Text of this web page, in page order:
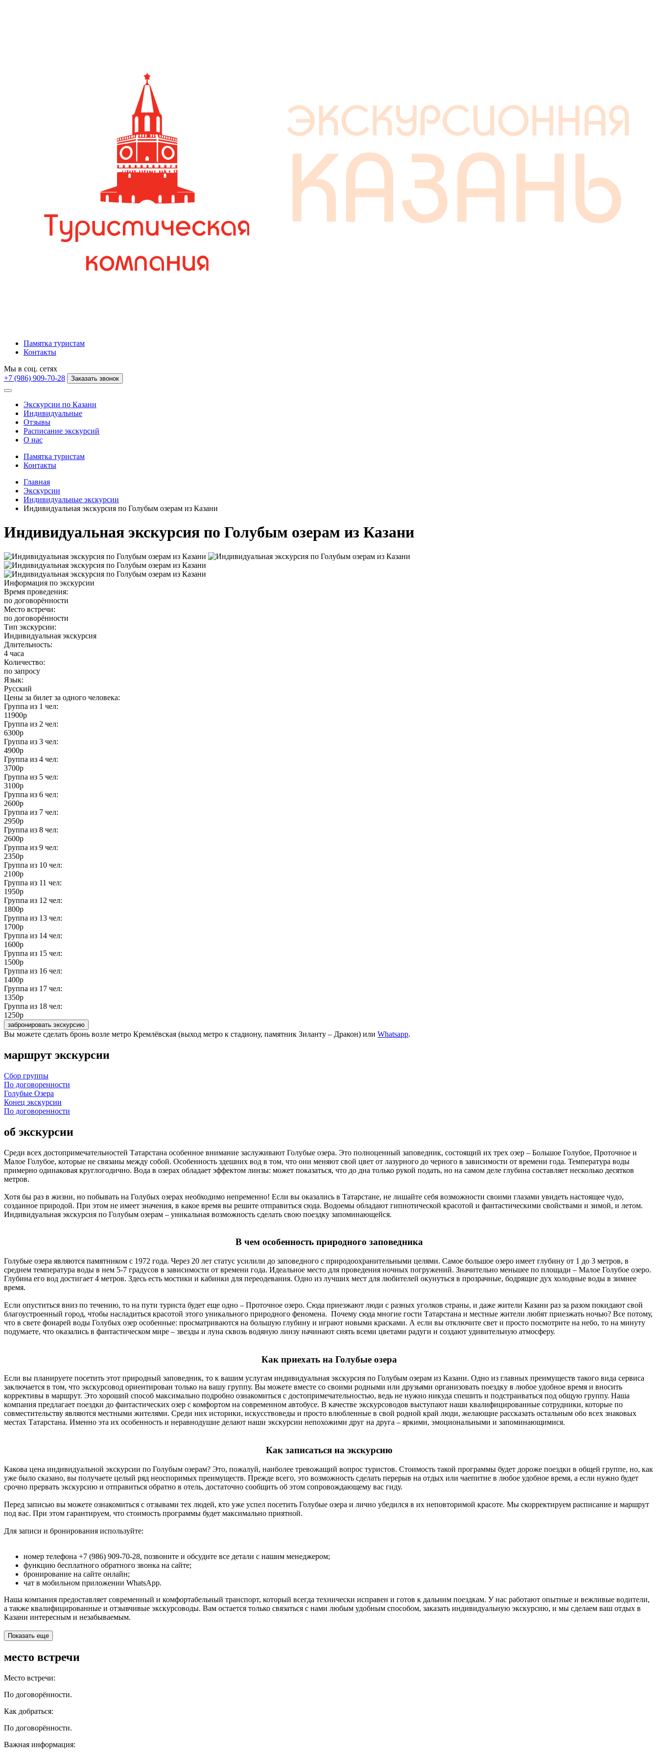
Памятка туристам
Контакты
Мы в соц. сетях
+7 (986) 909-70-28
Заказать звонок
Экскурсии по Казани
Индивидуальные
Отзывы
Расписание экскурсий
О нас
Памятка туристам
Контакты
Главная
Экскурсии
Индивидуальные экскурсии
Индивидуальная экскурсия по Голубым озерам из Казани
Индивидуальная экскурсия по Голубым озерам из Казани
Информация по экскурсии
Время проведения:
по договорённости
Место встречи:
по договорённости
Тип экскурсии:
Индивидуальная экскурсия
Длительность:
4 часа
Количество:
по запросу
Язык:
Русский
Цены за билет за одного человека:
Группа из 1 чел:
11900р
Группа из 2 чел:
6300р
Группа из 3 чел:
4900р
Группа из 4 чел:
3700р
Группа из 5 чел:
3100р
Группа из 6 чел:
2600р
Группа из 7 чел:
2950р
Группа из 8 чел:
2600р
Группа из 9 чел:
2350р
Группа из 10 чел:
2100р
Группа из 11 чел:
1950р
Группа из 12 чел:
1800р
Группа из 13 чел:
1700р
Группа из 14 чел:
1600р
Группа из 15 чел:
1500р
Группа из 16 чел:
1400р
Группа из 17 чел:
1350р
Группа из 18 чел:
1250р
забронировать экскурсию
Вы можете сделать бронь возле метро Кремлёвская (выход метро к стадиону, памятник Зиланту – Дракон) или Whatsapp.
маршрут экскурсии
Сбор группы
По договоренности
Голубые Озера
Конец экскурсии
По договоренности
об экскурсии
Среди всех достопримечательностей Татарстана особенное внимание заслуживают Голубые озера. Это полноценный заповедник, состоящий их трех озер – Большое Голубое, Проточное и
Малое Голубое, которые не связаны между собой. Особенность здешних вод в том, что они меняют свой цвет от лазурного до черного в зависимости от времени года. Температура воды
примерно одинаковая круглогодично. Вода в озерах обладает эффектом линзы: может показаться, что до дна только рукой подать, но на самом деле глубина составляет несколько десятков
метров.
Хотя бы раз в жизни, но побывать на Голубых озерах необходимо непременно! Если вы оказались в Татарстане, не лишайте себя возможности своими глазами увидеть настоящее чудо,
созданное природой. При этом не имеет значения, в какое время вы решите отправиться сюда. Водоемы обладают гипнотической красотой и фантастическими свойствами и зимой, и летом.
Индивидуальная экскурсия по Голубым озерам – уникальная возможность сделать свою поездку запоминающейся.
В чем особенность природного заповедника
Голубые озера являются памятником с 1972 года. Через 20 лет статус усилили до заповедного с природоохранительными целями. Самое большое озеро имеет глубину от 1 до 3 метров, в
среднем температура воды в нем 5-7 градусов в зависимости от времени года. Идеальное место для проведения ночных погружений. Значительно меньшее по площади – Малое Голубое озеро.
Глубина его вод достигает 4 метров. Здесь есть мостики и кабинки для переодевания. Одно из лучших мест для любителей окунуться в прозрачные, бодрящие дух холодные воды в зимнее
время.
Если опуститься вниз по течению, то на пути туриста будет еще одно – Проточное озеро. Сюда приезжают люди с разных уголков страны, и даже жители Казани раз за разом покидают свой
благоустроенный город, чтобы насладиться красотой этого уникального природного феномена. Почему сюда многие гости Татарстана и местные жители любят приезжать ночью? Все потому,
что в свете фонарей воды Голубых озер особенные: просматриваются на большую глубину и играют новыми красками. А если вы отключите свет и просто посмотрите на небо, то на минуту
подумаете, что оказались в фантастическом мире – звезды и луна сквозь водяную линзу начинают сиять всеми цветами радуги и создают удивительную атмосферу.
Как приехать на Голубые озера
Если вы планируете посетить этот природный заповедник, то к вашим услугам индивидуальная экскурсия по Голубым озерам из Казани. Одно из главных преимуществ такого вида сервиса
заключается в том, что экскурсовод ориентирован только на вашу группу. Вы можете вместе со своими родными или друзьями организовать поездку в любое удобное время и вносить
коррективы в маршрут. Это хороший способ максимально подробно ознакомиться с достопримечательностью, ведь не нужно никуда спешить и подстраиваться под общую группу. Наша
компания предлагает поездки до фантастических озер с комфортом на современном автобусе. В качестве экскурсоводов выступают наши квалифицированные сотрудники, которые по
совместительству являются местными жителями. Среди них историки, искусствоведы и просто влюбленные в свой родной край люди, желающие рассказать остальным обо всех знаковых
местах Татарстана. Именно эта их особенность и неравнодушие делают наши экскурсии непохожими друг на друга – яркими, эмоциональными и запоминающимися.
Как записаться на экскурсию
Какова цена индивидуальной экскурсии по Голубым озерам? Это, пожалуй, наиболее тревожащий вопрос туристов. Стоимость такой программы будет дороже поездки в общей группе, но, как
уже было сказано, вы получаете целый ряд неоспоримых преимуществ. Прежде всего, это возможность сделать перерыв на отдых или чаепитие в любое удобное время, а если нужно будет
срочно прервать экскурсию и отправиться обратно в отель, достаточно сообщить об этом сопровождающему вас гиду.
Перед записью вы можете ознакомиться с отзывами тех людей, кто уже успел посетить Голубые озера и лично убедился в их неповторимой красоте. Мы скорректируем расписание и маршрут
под вас. При этом гарантируем, что стоимость программы будет максимально приятной.
Для записи и бронирования используйте:
номер телефона +7 (986) 909-70-28, позвоните и обсудите все детали с нашим менеджером;
функцию бесплатного обратного звонка на сайте;
бронирование на сайте онлайн;
чат в мобильном приложении WhatsApp.
Наша компания предоставляет современный и комфортабельный транспорт, который всегда технически исправен и готов к дальним поездкам. У нас работают опытные и вежливые водители,
а также квалифицированные и отзывчивые экскурсоводы. Вам остается только связаться с нами любым удобным способом, заказать индивидуальную экскурсию, и мы сделаем ваш отдых в
Казани интересным и незабываемым.
Показать еще
место встречи
Место встречи:
По договорённости.
Как добраться:
По договорённости.
Важная информация: